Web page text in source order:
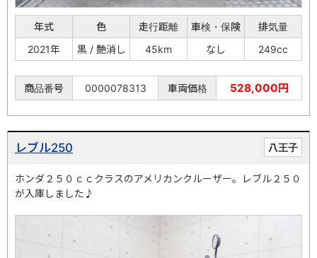
年式 色 走行距離 車検・保険
排気量
2021年
黒 / 艶消し 45km なし 249cc
商品番号 0000078313 車両価格 528,000円
八王子
レブル250
ホンダ２５０ｃｃクラスのアメリカンクルーザー。レブル２５０
が入庫しました♪